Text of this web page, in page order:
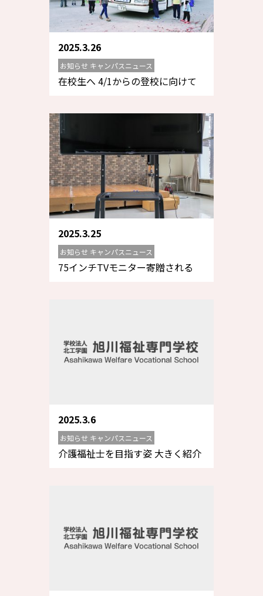
2025.3.26
お知らせ キャンパスニュース
在校生へ 4/1からの登校に向けて
2025.3.25
お知らせ キャンパスニュース
75インチTVモニター寄贈される
2025.3.6
お知らせ キャンパスニュース
介護福祉士を目指す姿 大きく紹介